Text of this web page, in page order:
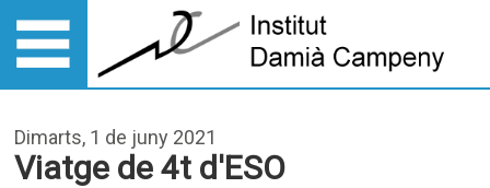
Dimarts, 1 de juny 2021
Viatge de 4t d'ESO